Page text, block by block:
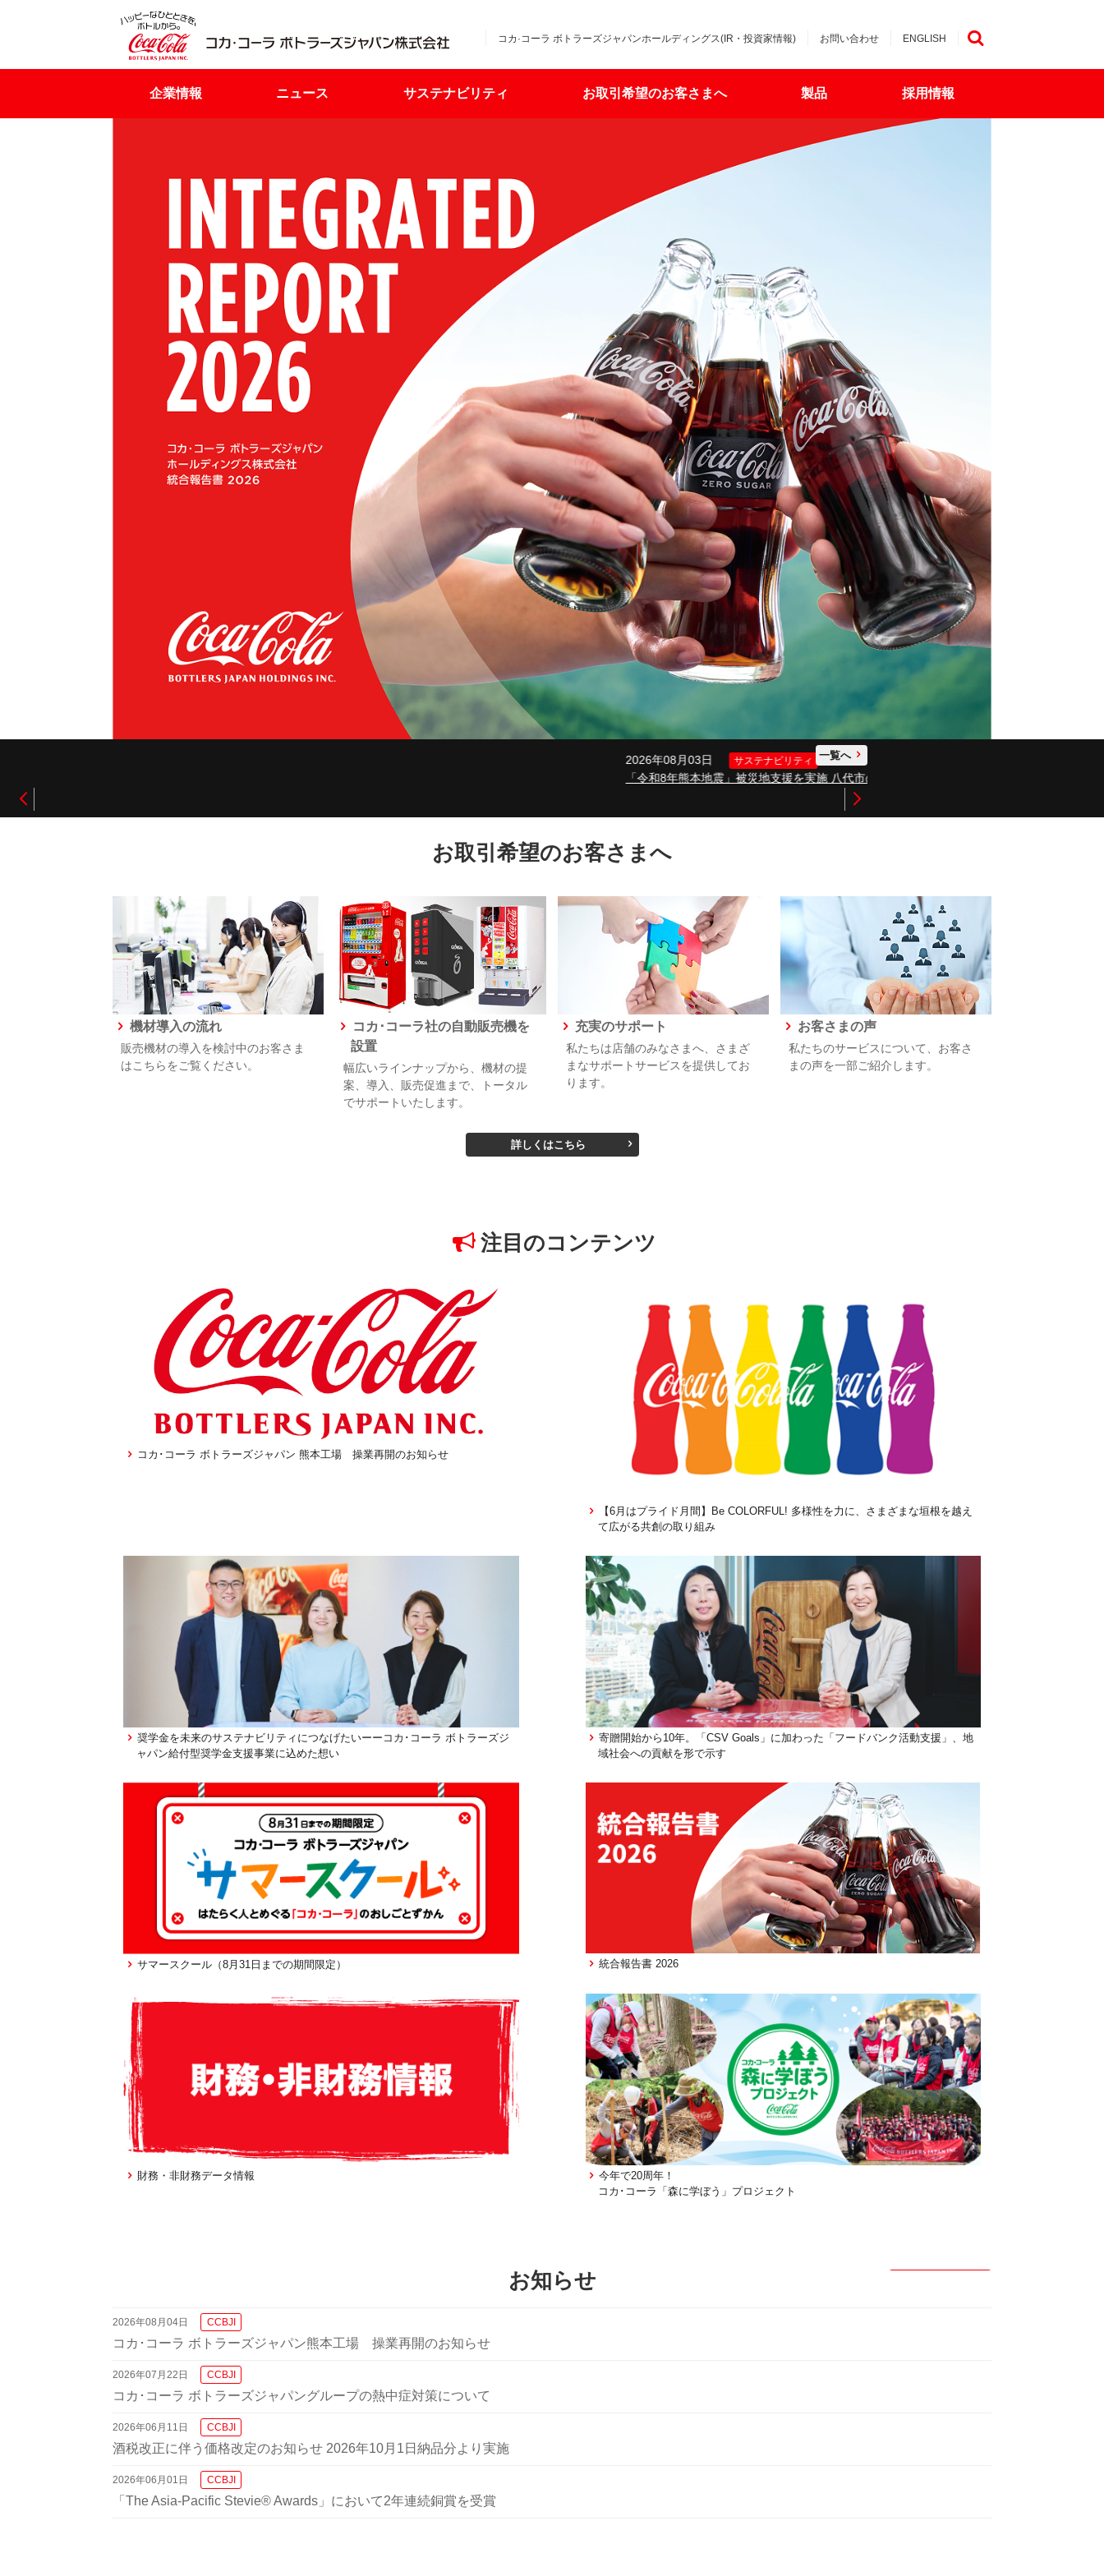
コカ·コーラ ボトラーズジャパンホールディングス(IR・投資家情報) お問い合わせ ENGLISH
企業情報 ニュース サステナビリティ お取引希望のお客さまへ 製品 採用情報
一覧へ
お取引希望のお客さまへ
機材導入の流れ
販売機材の導入を検討中のお客さま
はこちらをご覧ください。
コカ･コーラ社の自動販売機を
設置
幅広いラインナップから、機材の提
案、導入、販売促進まで、トータル
でサポートいたします。
充実のサポート
私たちは店舗のみなさまへ、さまざ
まなサポートサービスを提供してお
ります。
お客さまの声
私たちのサービスについて、お客さ
まの声を一部ご紹介します。
詳しくはこちら
注目のコンテンツ
コカ･コーラ ボトラーズジャパン 熊本工場 操業再開のお知らせ
【6月はプライド月間】Be COLORFUL! 多様性を力に、さまざまな垣根を越え
て広がる共創の取り組み
奨学金を未来のサステナビリティにつなげたいーーコカ･コーラ ボトラーズジ
ャパン給付型奨学金支援事業に込めた想い
寄贈開始から10年。「CSV Goals」に加わった「フードバンク活動支援」、地
域社会への貢献を形で示す
サマースクール（8月31日までの期間限定） 統合報告書 2026
財務・非財務データ情報
今年で20周年！
コカ･コーラ「森に学ぼう」プロジェクト
お知らせ
2026年08月04日 CCBJI
コカ･コーラ ボトラーズジャパン熊本工場 操業再開のお知らせ
2026年07月22日 CCBJI
コカ･コーラ ボトラーズジャパングループの熱中症対策について
2026年06月11日 CCBJI
酒税改正に伴う価格改定のお知らせ 2026年10月1日納品分より実施
2026年06月01日 CCBJI
「The Asia-Pacific Stevie® Awards」において2年連続銅賞を受賞